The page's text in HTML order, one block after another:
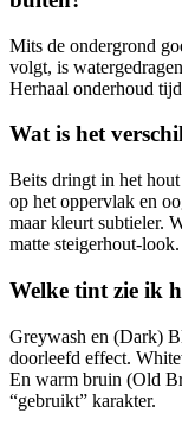
Mits de ondergrond
volgt, is
Herhaal onderhoud
Wat is het
Beits dringt in het
op het oppervlak en
maar kleurt subtieler.
matte steigerhout-look.
Welke tint zie ik
Greywash en (Dark)
doorleefd effect.
En warm bruin (Old
“gebruikt” karakter.